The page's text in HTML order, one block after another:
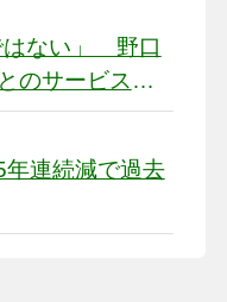
はない」 野口
のサービス基
連続減で過去